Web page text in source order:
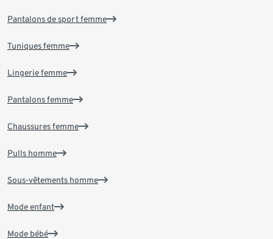
Pantalons de sport femme
Tuniques femme
Lingerie femme
Pantalons femme
Chaussures femme
Pulls homme
Sous-vêtements homme
Mode enfant
Mode bébé